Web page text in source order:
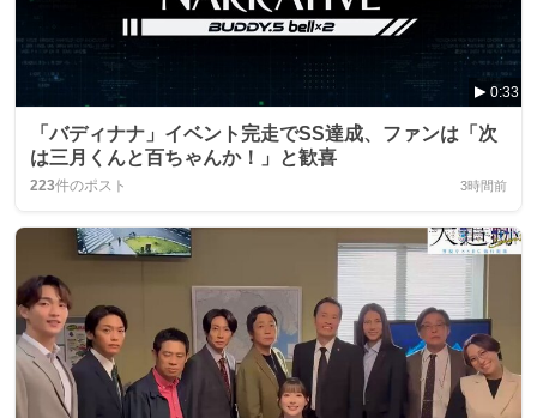
0:33
「バディナナ」イベント完走でSS達成、ファンは「次
は三月くんと百ちゃんか！」と歓喜
223件のポスト 3時間前